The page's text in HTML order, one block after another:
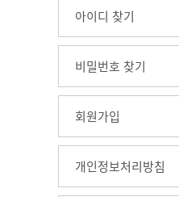
아이디 찾기
비밀번호 찾기
회원가입
개인정보처리방침